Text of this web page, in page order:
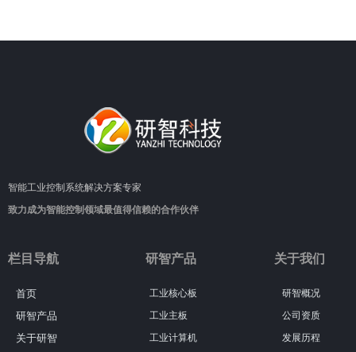
栏目导航
首页
研智产品
关于研智
工业核心板
工业主板
工业计算机
研智产品
研智概况
公司资质
发展历程
关于我们
智能工业控制系统解决方案专家
致力成为智能控制领域最值得信赖的合作伙伴